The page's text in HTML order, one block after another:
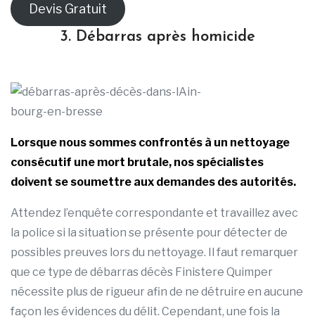
Devis Gratuit
3. Débarras après homicide
Lorsque nous sommes confrontés à un nettoyage
consécutif une mort brutale, nos spécialistes
doivent se soumettre aux demandes des autorités.
Attendez l’enquête correspondante et travaillez avec
la police si la situation se présente pour détecter de
possibles preuves lors du nettoyage. Il faut remarquer
que ce type de débarras décès Finistere Quimper
nécessite plus de rigueur afin de ne détruire en aucune
façon les évidences du délit. Cependant, une fois la